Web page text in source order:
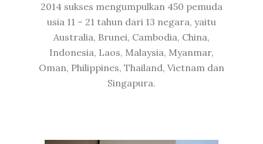
2014 sukses mengumpulkan 450 pemuda
usia 11 – 21 tahun dari 13 negara, yaitu
Australia, Brunei, Cambodia, China,
Indonesia, Laos, Malaysia, Myanmar,
Oman, Philippines, Thailand, Vietnam dan
Singapura.